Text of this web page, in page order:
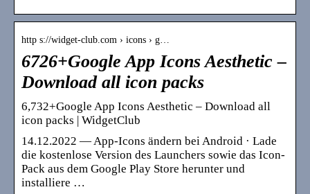
http s://widget-club.com › icons › g…
6726+Google App Icons Aesthetic –
Download all icon packs
6,732+Google App Icons Aesthetic – Download all
icon packs | WidgetClub
14.12.2022 — App-Icons ändern bei Android · Lade
die kostenlose Version des Launchers sowie das Icon-
Pack aus dem Google Play Store herunter und
installiere …